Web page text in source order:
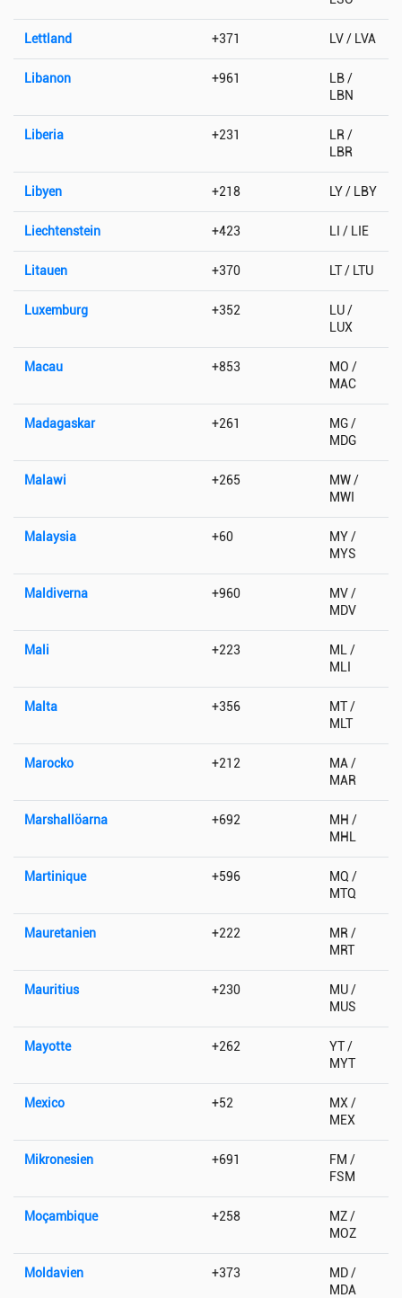
Lettland +371 LV / LVA
Libanon +961
LB /
LBN
Liberia +231
LR /
LBR
Libyen +218 LY / LBY
Liechtenstein +423 LI / LIE
Litauen +370 LT / LTU
Luxemburg +352
LU /
LUX
Macau +853
MO /
MAC
Madagaskar +261
MG /
MDG
Malawi +265
MW /
MWI
Malaysia +60
MY /
MYS
Maldiverna +960
MV /
MDV
Mali +223
ML /
MLI
Malta +356
MT /
MLT
Marocko +212
MA /
MAR
Marshallöarna +692
MH /
MHL
Martinique +596
MQ /
MTQ
Mauretanien +222
MR /
MRT
Mauritius +230
MU /
MUS
Mayotte +262
YT /
MYT
Mexico +52
MX /
MEX
Mikronesien +691
FM /
FSM
Moçambique +258
MZ /
MOZ
Moldavien +373
MD /
MDA